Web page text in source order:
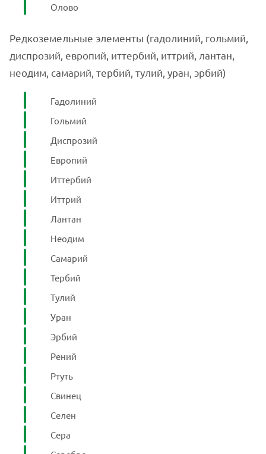
Олово
Редкоземельные элементы (гадолиний, гольмий,
диспрозий, европий, иттербий, иттрий, лантан,
неодим, самарий, тербий, тулий, уран, эрбий)
Гадолиний
Гольмий
Диспрозий
Европий
Иттербий
Иттрий
Лантан
Неодим
Самарий
Тербий
Тулий
Уран
Эрбий
Рений
Ртуть
Свинец
Селен
Сера